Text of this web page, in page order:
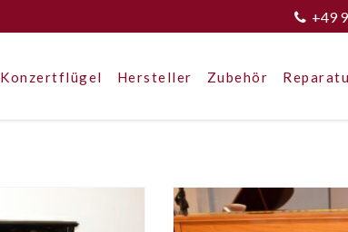
+49
Konzertflügel Hersteller Zubehör